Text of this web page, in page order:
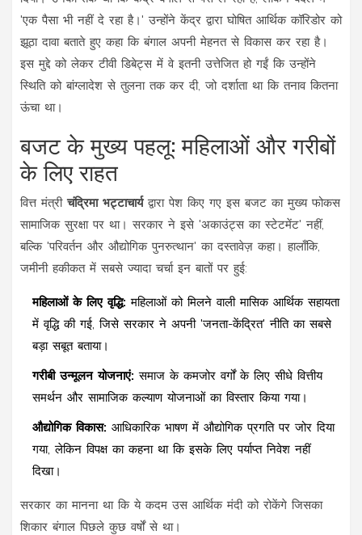
'एक पैसा भी नहीं दे रहा है।' उन्होंने केंद्र द्वारा घोषित आर्थिक कॉरिडोर को
झूठा दावा बताते हुए कहा कि बंगाल अपनी मेहनत से विकास कर रहा है।
इस मुद्दे को लेकर टीवी डिबेट्स में वे इतनी उत्तेजित हो गईं कि उन्होंने
स्थिति को बांग्लादेश से तुलना तक कर दी, जो दर्शाता था कि तनाव कितना
ऊंचा था।
बजट के मुख्य पहलू: महिलाओं और गरीबों
के लिए राहत
वित्त मंत्रीचंद्रिमा भट्टाचार्यद्वारा पेश किए गए इस बजट का मुख्य फोकस
सामाजिक सुरक्षा पर था। सरकार ने इसे 'अकाउंट्स का स्टेटमेंट' नहीं,
बल्कि 'परिवर्तन और औद्योगिक पुनरुत्थान' का दस्तावेज़ कहा। हालाँकि,
जमीनी हकीकत में सबसे ज्यादा चर्चा इन बातों पर हुई:
महिलाओं के लिए वृद्धि: महिलाओं को मिलने वाली मासिक आर्थिक सहायता
में वृद्धि की गई, जिसे सरकार ने अपनी 'जनता-केंद्रित' नीति का सबसे
बड़ा सबूत बताया।
गरीबी उन्मूलन योजनाएं: समाज के कमजोर वर्गों के लिए सीधे वित्तीय
समर्थन और सामाजिक कल्याण योजनाओं का विस्तार किया गया।
औद्योगिक विकास: आधिकारिक भाषण में औद्योगिक प्रगति पर जोर दिया
गया, लेकिन विपक्ष का कहना था कि इसके लिए पर्याप्त निवेश नहीं
दिखा।
सरकार का मानना था कि ये कदम उस आर्थिक मंदी को रोकेंगे जिसका
शिकार बंगाल पिछले कुछ वर्षों से था।